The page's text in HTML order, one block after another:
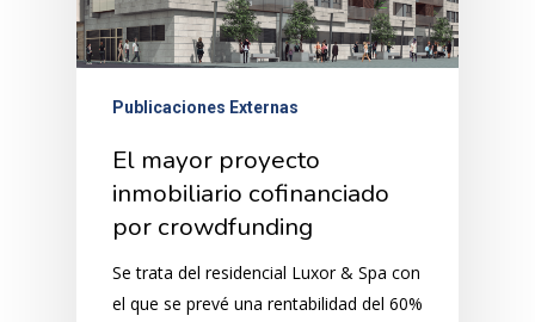
Publicaciones Externas
El mayor proyecto
inmobiliario cofinanciado
por crowdfunding
Se trata del residencial Luxor & Spa con
el que se prevé una rentabilidad del 60%